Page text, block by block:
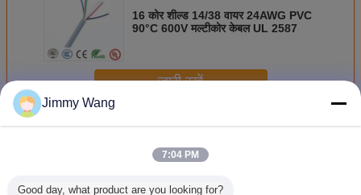
16 कोर शील्ड 14/38 वायर 24AWG PVC
90°C 600V मल्टीकोर केबल UL 2587
जारी रखें
अधिकऔद्योगिक लचीला केबल
Jimmy Wang
7:04 PM
Good day, what product are you looking for?